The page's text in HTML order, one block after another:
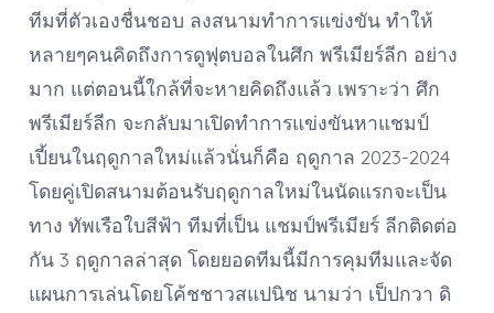
ทีมที่ตัวเองชื่นชอบ ลงสนามทำการแข่งขัน ทำให้
หลายๆคนคิดถึงการดูฟุตบอลในศึก พรีเมียร์ลีก อย่าง
มาก แต่ตอนนี้ใกล้ที่จะหายคิดถึงแล้ว เพราะว่า ศึก
พรีเมียร์ลีก จะกลับมาเปิดทำการแข่งขันหาแชมป์
เปี้ยนในฤดูกาลใหม่แล้วนั่นก็คือ ฤดูกาล 2023-2024
โดยคู่เปิดสนามต้อนรับฤดูกาลใหม่ในนัดแรกจะเป็น
ทาง ทัพเรือใบสีฟ้า ทีมที่เป็น แชมป์พรีเมียร์ ลีกติดต่อ
กัน 3 ฤดูกาลล่าสุด โดยยอดทีมนี้มีการคุมทีมและจัด
แผนการเล่นโดยโค้ชชาวสแปนิช นามว่า เป็ปกวา ดิ